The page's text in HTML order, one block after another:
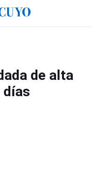
de alta
días